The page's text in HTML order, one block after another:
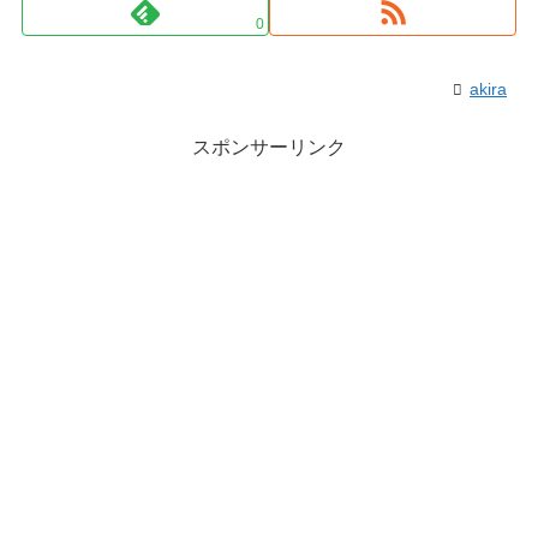
0
akira
スポンサーリンク